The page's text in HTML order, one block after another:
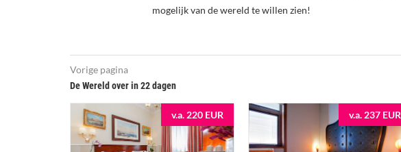
mogelijk van de wereld te willen zien!
Vorige pagina
De Wereld over in 22 dagen
v.a. 220 EUR v.a. 237 EUR